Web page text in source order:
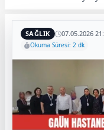
SAĞLIK 07.05.2026
Okuma Süresi: 2 dk